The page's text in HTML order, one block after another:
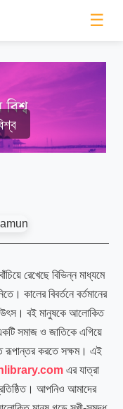
☰
রেখেছে বিভিন্ন মাধ্যমে
কালের বিবর্তনে বর্তমানের
উৎস। বই মানুষকে আলোকিত
সমাজ ও জাতিকে এগিয়ে
রূপান্তর করতে সক্ষম। এই
এর যাত্রা
আপনিও আমাদের